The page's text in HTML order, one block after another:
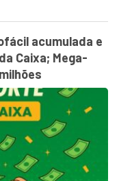
acumulada e
Caixa; Mega-